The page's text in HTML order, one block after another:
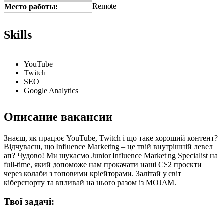
Место работы:
Remote
Skills
YouTube
Twitch
SEO
Google Analytics
Описание вакансии
Знаєш, як працює YouTube, Twitch і що таке хороший контент?
Відчуваєш, що Influence Marketing – це твій внутрішній левел
ап? Чудово! Ми шукаємо Junior Influence Marketing Specialist на
full-time, який допоможе нам прокачати наші CS2 проєкти
через колаби з топовими кріейторами. Залітай у світ
кіберспорту та впливай на нього разом із MOJAM.
Твої задачі: